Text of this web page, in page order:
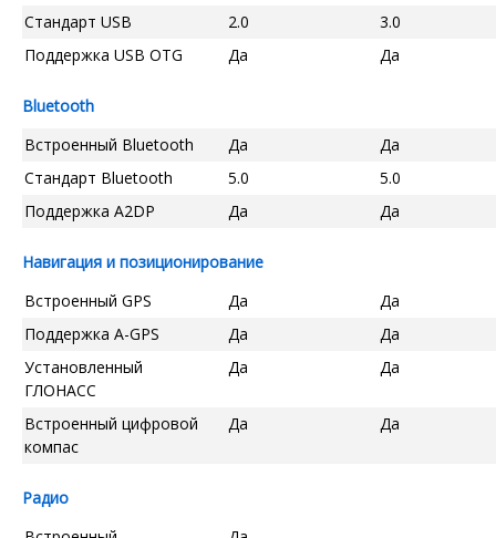
Стандарт USB
2.0
3.0
Поддержка USB OTG
Да Да
Bluetooth
Встроенный Bluetooth
Да
Да
Стандарт Bluetooth
5.0
5.0
Поддержка A2DP
Да Да
Навигация и позиционирование
Встроенный GPS
Да
Да
Поддержка A-GPS
Да
Да
Установленный
ГЛОНАСС
Да Да
Встроенный цифровой
компас
Да Да
Радио